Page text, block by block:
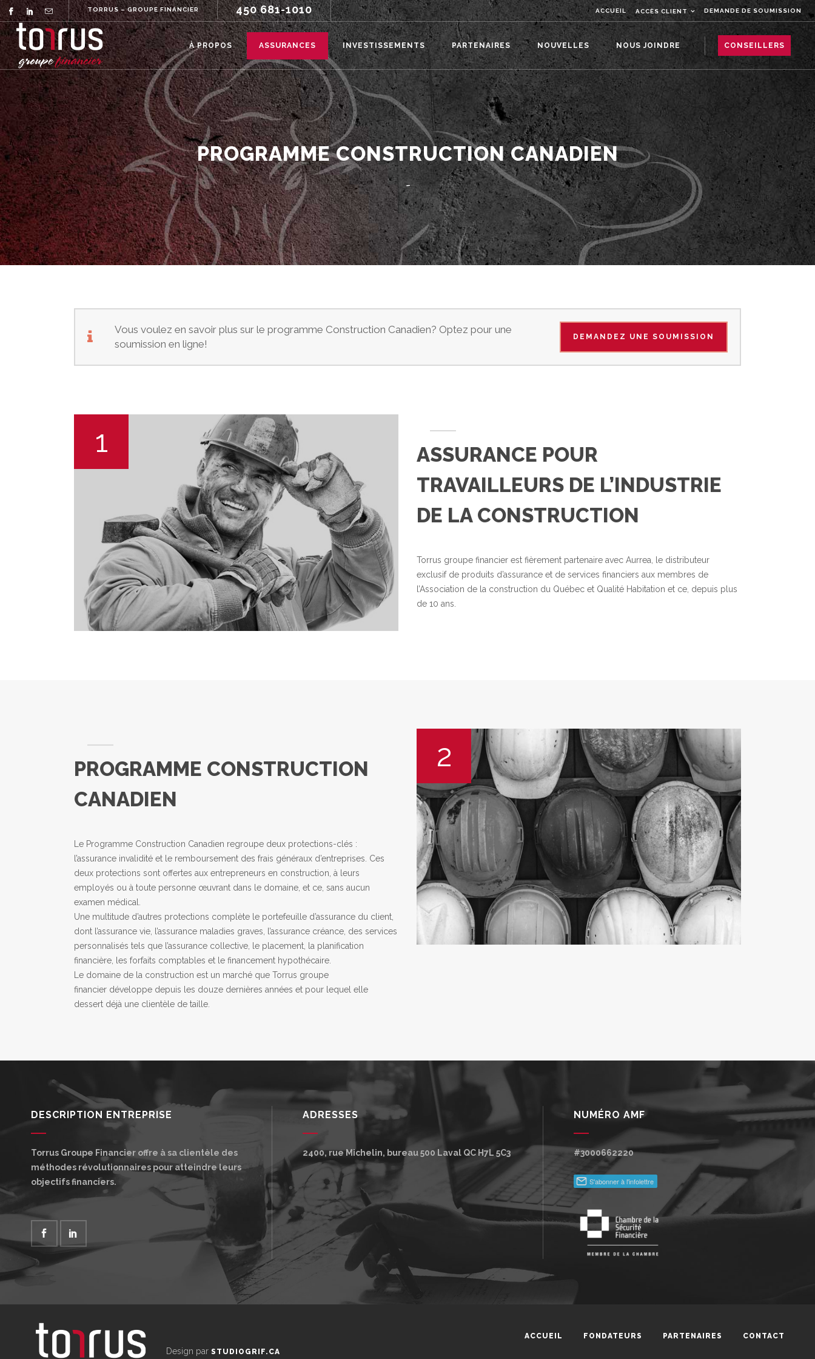
TORRUS – GROUPE FINANCIER 450 681-1010 ACCUEIL ACCÈS CLIENT DEMANDE DE SOUMISSION
CONSEILLERS
À PROPOS ASSURANCES INVESTISSEMENTS PARTENAIRES NOUVELLES NOUS JOINDRE
PROGRAMME CONSTRUCTION CANADIEN
-
Vous voulez en savoir plus sur le programme Construction Canadien? Optez pour une
soumission en ligne!
DEMANDEZ UNE SOUMISSION
DEMANDEZ UNE SOUMISSION
1
ASSURANCE POUR
TRAVAILLEURS DE L’INDUSTRIE
DE LA CONSTRUCTION
Torrus groupe financier est fièrement partenaire avec Aurrea, le distributeur
exclusif de produits d’assurance et de services financiers aux membres de
l’Association de la construction du Québec et Qualité Habitation et ce, depuis plus
de 10 ans.
PROGRAMME CONSTRUCTION
CANADIEN
Le Programme Construction Canadien regroupe deux protections-clés :
l’assurance invalidité et le remboursement des frais généraux d’entreprises. Ces
deux protections sont offertes aux entrepreneurs en construction, à leurs
employés ou à toute personne œuvrant dans le domaine, et ce, sans aucun
examen médical.
Une multitude d’autres protections complète le portefeuille d’assurance du client,
dont l’assurance vie, l’assurance maladies graves, l’assurance créance, des services
personnalisés tels que l’assurance collective, le placement, la planification
financière, les forfaits comptables et le financement hypothécaire.
Le domaine de la construction est un marché que Torrus groupe
financier développe depuis les douze dernières années et pour lequel elle
dessert déjà une clientèle de taille.
2
DESCRIPTION ENTREPRISE
Torrus Groupe Financier offre à sa clientèle des
méthodes révolutionnaires pour atteindre leurs
objectifs financiers.
ADRESSES
2400, rue Michelin, bureau 500 Laval QCH7L 5C3
NUMÉRO AMF
#3000662220
Design par STUDIOGRIF.CA
ACCUEIL FONDATEURS PARTENAIRES CONTACT